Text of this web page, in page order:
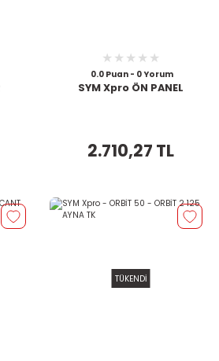
0.0 Puan - 0 Yorum
SYM Xpro ÖN PANEL
2.710,27 TL
TÜKENDİ